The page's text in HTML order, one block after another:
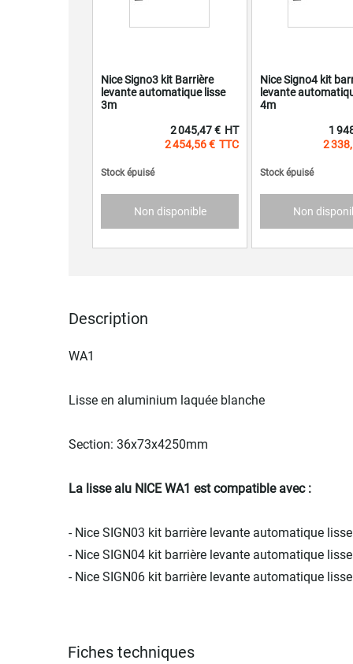
Description
WA1
Lisse en aluminium laquée blanche
Section: 36x73x4250mm
La lisse alu NICE WA1 est compatible avec :
- Nice SIGN03 kit barrière levante automatique
- Nice SIGN04 kit barrière levante automatique
- Nice SIGN06 kit barrière levante automatique
Fiches techniques
Nice Signo3 kit Barrière
levante automatique lisse
3m
Stock épuisé
2 454,56 €
2 045,47 €
Non disponible
Nice Signo4 kit
levante
4m
Stock épuisé
2
1
Non